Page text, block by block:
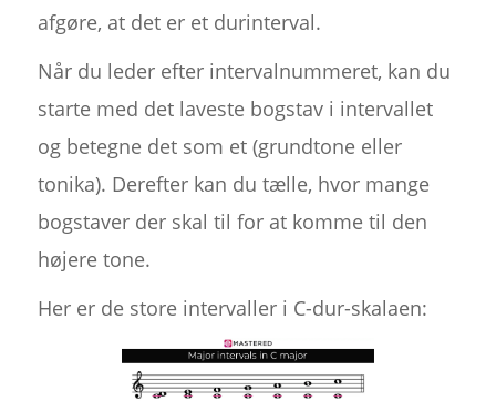
afgøre, at det er et durinterval.
Når du leder efter intervalnummeret, kan du
starte med det laveste bogstav i intervallet
og betegne det som et (grundtone eller
tonika). Derefter kan du tælle, hvor mange
bogstaver der skal til for at komme til den
højere tone.
Her er de store intervaller i C-dur-skalaen: